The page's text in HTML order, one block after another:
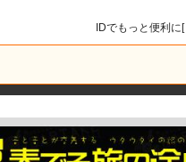
IDでもっと便利に[